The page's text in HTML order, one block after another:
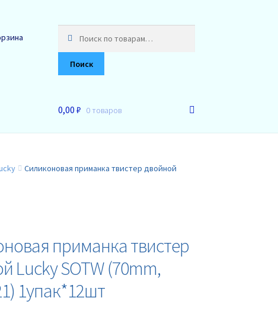
Поиск
0,00 ₽ 0 товаров
Силиконовая приманка твистер двойной
приманка твистер
Lucky SOTW (70mm,
1упак*12шт